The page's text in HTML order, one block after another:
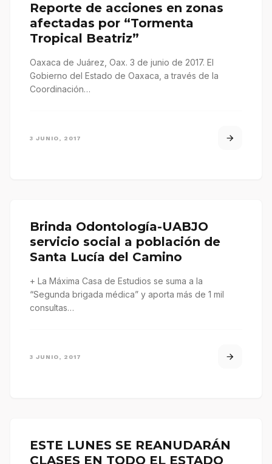
Reporte de acciones en zonas
afectadas por “Tormenta
Tropical Beatriz”
Oaxaca de Juárez, Oax. 3 de junio de 2017. El
Gobierno del Estado de Oaxaca, a través de la
Coordinación…
3 JUNIO, 2017
Brinda Odontología-UABJO
servicio social a población de
Santa Lucía del Camino
+ La Máxima Casa de Estudios se suma a la
“Segunda brigada médica” y aporta más de 1 mil
consultas…
3 JUNIO, 2017
ESTE LUNES SE REANUDARÁN
CLASES EN TODO EL ESTADO